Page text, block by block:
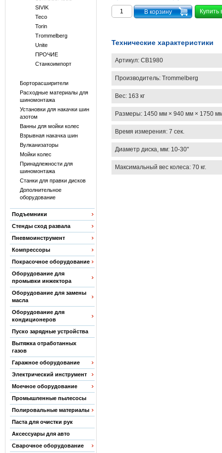
SIVIK
Teco
Torin
Trommelberg
Unite
ПРОЧИЕ
Станкоимпорт
Борторасширители
Расходные материалы для
шиномонтажа
Установки для накачки шин
азотом
Ванны для мойки колес
Взрывная накачка шин
Вулканизаторы
Мойки колес
Принадлежности для
шиномонтажа
Станки для правки дисков
Дополнительное
оборудование
Подъемники
Стенды сход развала
Пневмоинструмент
Компрессоры
Покрасочное оборудование
Оборудование для
промывки инжектора
Оборудование для замены
масла
Оборудование для
кондиционеров
Пуско зарядные устройства
Вытяжка отработанных
газов
Гаражное оборудование
Электрический инструмент
Моечное оборудование
Промышленные пылесосы
Полировальные материалы
Паста для очистки рук
Аксессуары для авто
Сварочное оборудование
Купить
Технические характеристики
Артикул: CB1980
Производитель: Trommelberg
Вес: 163 кг
Размеры: 1450 мм × 940 мм × 1750
Время измерения: 7 сек.
Диаметр диска, мм: 10-30"
Максимальный вес колеса: 70 кг.